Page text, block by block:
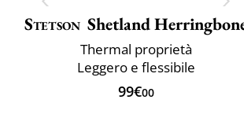
Stetson Shetland
Thermal proprietà
Leggero e flessibile
99€00